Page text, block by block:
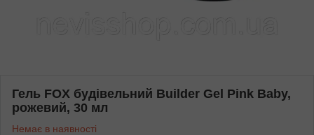
Гель FOX будівельний Builder Gel Pink Baby,
рожевий, 30 мл
Немає в наявності